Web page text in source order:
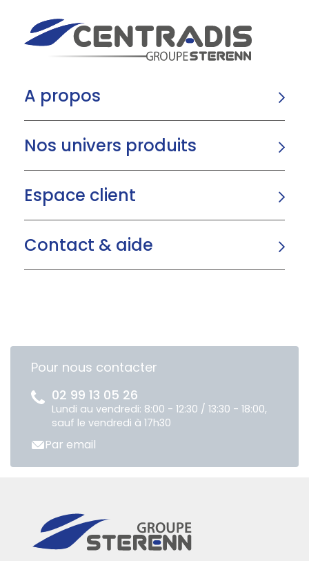
A propos
Nos univers produits
Espace client
Contact & aide
Pour nous contacter
02 99 13 05 26
Lundi au vendredi: 8:00 - 12:30 / 13:30 - 18:00,
sauf le vendredi à 17h30
Par email